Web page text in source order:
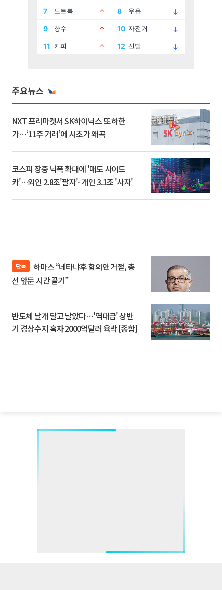
주요뉴스
NXT 프리마켓서 SK하이닉스 또 하한
가⋯‘11주 거래’에 시초가 왜곡
코스피 장중 낙폭 확대에 '매도 사이드
카'…외인 2.8조'팔자'· 개인 3.1조 '사자'
단독
선 앞둔 시간 끌기”
반도체 날개 달고 날았다⋯'역대급' 상반
기 경상수지 흑자 2000억달러 육박 [종합]